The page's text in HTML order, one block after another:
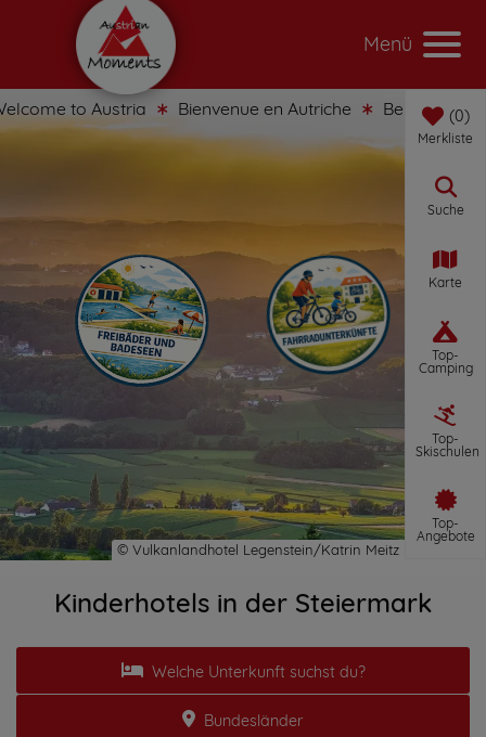
Menü
to Austria Bienvenue en Autriche Benvenuti in
0
Merkliste
Suche
Karte
Top-
Camping
Top-
Skischulen
Top-
Angebote
Kinderhotels in der Steiermark
Welche Unterkunft suchst du?
Bundesländer